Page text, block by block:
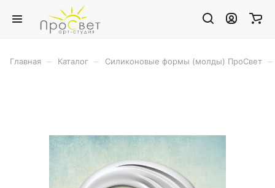
Главная Каталог Силиконовые формы (молды) ПроСвет